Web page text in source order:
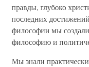
правды, глубоко
последних
философии мы
философию и
Мы знали